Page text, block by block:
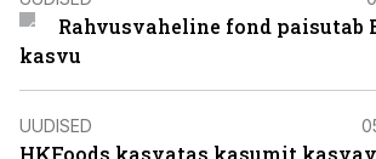
Rahvusvaheline fond paisutab
kasvu
UUDISED
HKFoods kasvatas kasumit